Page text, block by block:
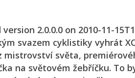
2.0.0.0 on 2010-11-
svazem cyklistiky vyhrát
světa,
na světovém žebříčku. To